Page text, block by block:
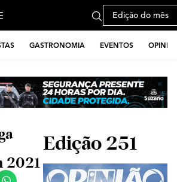
Edição do mês
GASTRONOMIA EVENTOS
2021
Edição 251